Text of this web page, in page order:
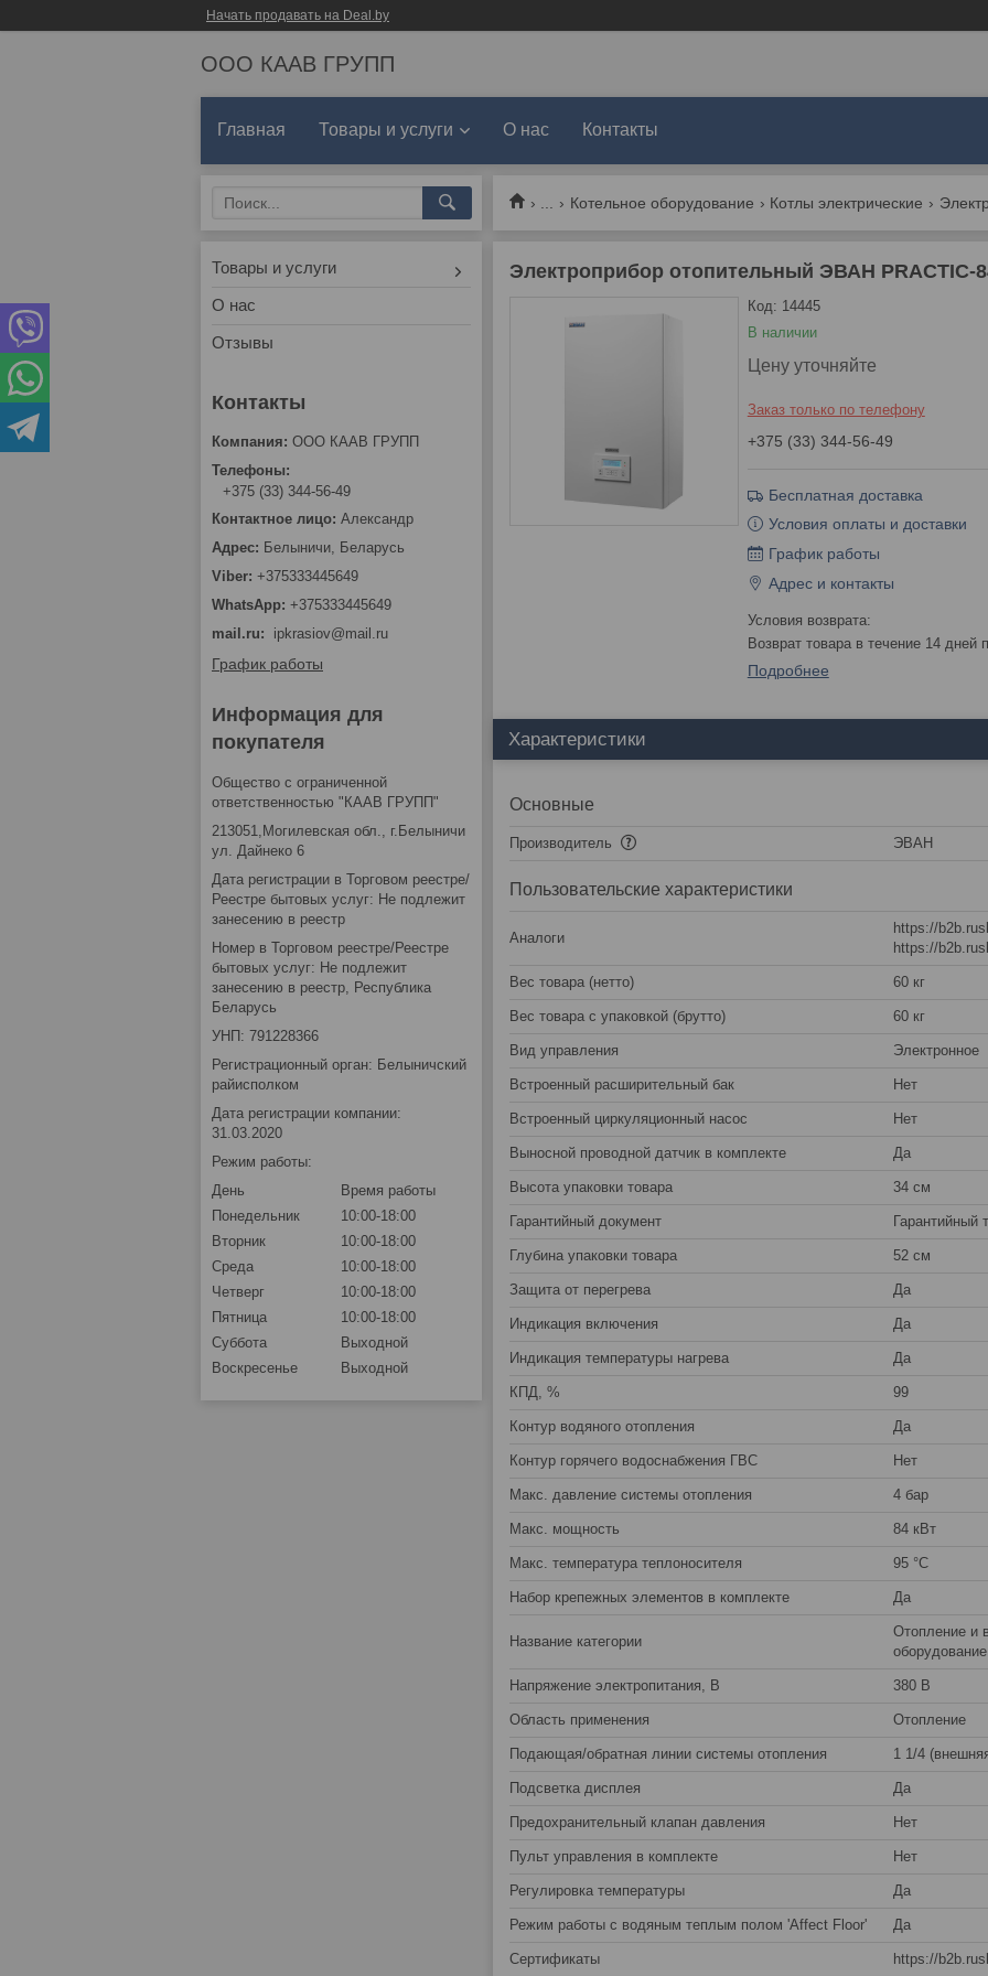
Начать продавать на Deal.by
ООО КААВ ГРУПП
Главная Товары и услуги О нас Контакты
Котельное оборудование Котлы электрические
Электроприбор отопительный ЭВАН PRACTIC-
В наличии
Код: 14445
Цену уточняйте
Заказ только по телефону
+375 (33) 344-56-49
Бесплатная доставка
Условия оплаты и доставки
График работы
Адрес и контакты
возврат товара в течение 14 дней
Подробнее
Характеристики
Основные
Производитель ЭВАН
Пользовательские характеристики
Аналоги
https://
https://
Вес товара (нетто) 60 кг
Вес товара с упаковкой (брутто) 60 кг
Вид управления Электронное
Встроенный расширительный бак Нет
Встроенный циркуляционный насос Нет
Выносной проводной датчик в комплекте Да
Высота упаковки товара 34 см
Гарантийный документ Гарантийный
Глубина упаковки товара 52 см
Защита от перегрева Да
Индикация включения Да
Индикация температуры нагрева Да
КПД, % 99
Контур водяного отопления Да
Контур горячего водоснабжения ГВС Нет
Макс. давление системы отопления 4 бар
Макс. мощность 84 кВт
Макс. температура теплоносителя 95 °С
Набор крепежных элементов в комплекте Да
Название категории
Отопление и
оборудование
Напряжение электропитания, В 380 В
Область применения Отопление
Подающая/обратная линии системы отопления 1 1/4
Подсветка дисплея Да
Предохранительный клапан давления Нет
Пульт управления в комплекте Нет
Регулировка температуры Да
Режим работы с водяным теплым полом 'Affect Floor' Да
Сертификаты https://
Товары и услуги
О нас
Отзывы
ООО КААВ ГРУПП
+375 (33) 344-56-49
Александр
Белыничи, Беларусь
+375333445649
+375333445649
mail.ru
ipkrasiov@mail.ru
График работы
Информация для
покупателя
Общество с ограниченной
ответственностью "КААВ ГРУПП"
213051,Могилевская обл., г.Белыничи
ул. Дайнеко 6
Дата регистрации в Торговом реестре/
Реестре бытовых услуг: Не подлежит
занесению в реестр
Номер в Торговом реестре/Реестре
бытовых услуг: Не подлежит
занесению в реестр, Республика
Беларусь
УНП: 791228366
Регистрационный орган: Белыничский
райисполком
Дата регистрации компании:
31.03.2020
Режим работы:
День
Время работы
Понедельник
10:00-18:00
Вторник
10:00-18:00
Среда
10:00-18:00
Четверг
10:00-18:00
Пятница
10:00-18:00
Суббота
Выходной
Воскресенье
Выходной